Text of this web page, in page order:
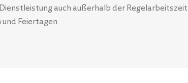
auch außerhalb der Regelarbeitszeit
Feiertagen